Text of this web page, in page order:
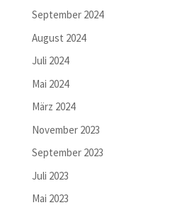
September 2024
August 2024
Juli 2024
Mai 2024
März 2024
November 2023
September 2023
Juli 2023
Mai 2023